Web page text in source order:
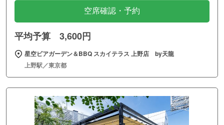
空席確認・予約
平均予算 3,600円
星空ビアガーデン＆BBQ スカイテラス 上野店 by天龍
上野駅／東京都